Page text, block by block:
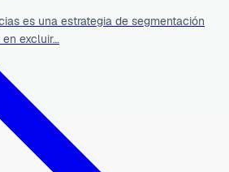
es una estrategia de segmentación
excluir…